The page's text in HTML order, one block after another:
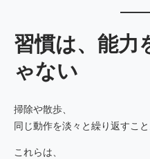
習慣は、能力
ゃない
掃除や散歩、
同じ動作を淡々と繰り返すこと
これらは、